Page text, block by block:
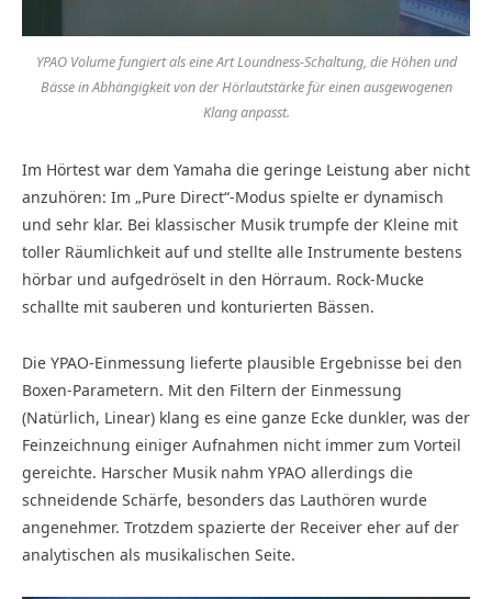
YPAO Volume fungiert als eine Art Loundness-Schaltung, die Höhen und
Bässe in Abhängigkeit von der Hörlautstärke für einen ausgewogenen
Klang anpasst.
Im Hörtest war dem Yamaha die geringe Leistung aber nicht
anzuhören: Im „Pure Direct“-Modus spielte er dynamisch
und sehr klar. Bei klassischer Musik trumpfe der Kleine mit
toller Räumlichkeit auf und stellte alle Instrumente bestens
hörbar und aufgedröselt in den Hörraum. Rock-Mucke
schallte mit sauberen und konturierten Bässen.
Die YPAO-Einmessung lieferte plausible Ergebnisse bei den
Boxen-Parametern. Mit den Filtern der Einmessung
(Natürlich, Linear) klang es eine ganze Ecke dunkler, was der
Feinzeichnung einiger Aufnahmen nicht immer zum Vorteil
gereichte. Harscher Musik nahm YPAO allerdings die
schneidende Schärfe, besonders das Lauthören wurde
angenehmer. Trotzdem spazierte der Receiver eher auf der
analytischen als musikalischen Seite.